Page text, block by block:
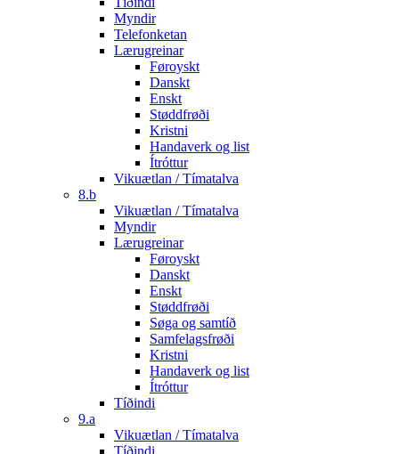
Myndir
Telefonketan
Lærugreinar
Føroyskt
Danskt
Enskt
Støddfrøði
Kristni
Handaverk og list
Ítróttur
Vikuætlan / Tímatalva
8.b
Vikuætlan / Tímatalva
Myndir
Lærugreinar
Føroyskt
Danskt
Enskt
Støddfrøði
Søga og samtíð
Samfelagsfrøði
Kristni
Handaverk og list
Ítróttur
Tíðindi
9.a
Vikuætlan / Tímatalva
Tíðindi